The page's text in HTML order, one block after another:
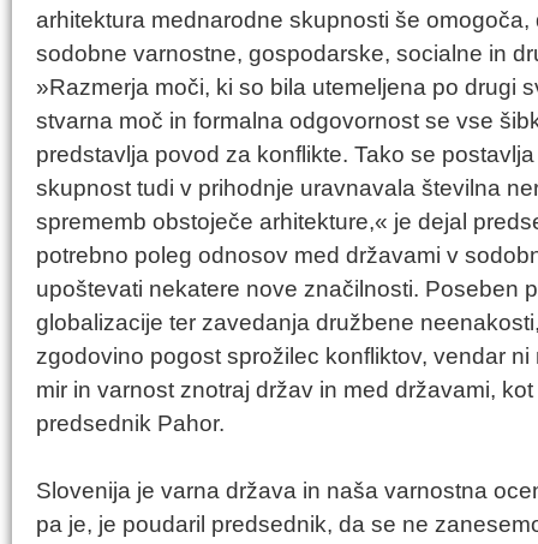
arhitektura mednarodne skupnosti še
sodobne varnostne, gospodarske, socialne in
»Razmerja moči, ki so bila utemeljena po drugi
stvarna moč in formalna odgovornost se vse
predstavlja povod za konflikte. Tako se
skupnost tudi v prihodnje uravnavala številna
sprememb obstoječe arhitekture,« je dejal
potrebno poleg odnosov med državami v
upoštevati nekatere nove značilnosti. Poseben
globalizacije ter zavedanja družbene
zgodovino pogost sprožilec konfliktov, vendar
mir in varnost znotraj držav in med državami,
predsednik Pahor.
Slovenija je varna država in naša varnostna
pa je, je poudaril predsednik, da se ne